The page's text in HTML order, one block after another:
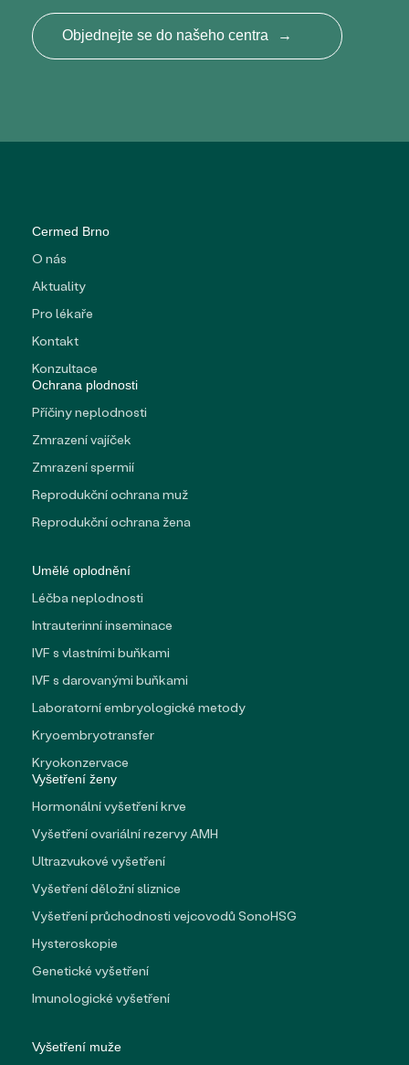
Objednejte se do našeho centra →
Cermed Brno
O nás
Aktuality
Pro lékaře
Kontakt
Konzultace
Ochrana plodnosti
Příčiny neplodnosti
Zmrazení vajíček
Zmrazení spermií
Reprodukční ochrana muž
Reprodukční ochrana žena
Umělé oplodnění
Léčba neplodnosti
Intrauterinní inseminace
IVF s vlastními buňkami
IVF s darovanými buňkami
Laboratorní embryologické metody
Kryoembryotransfer
Kryokonzervace
Vyšetření ženy
Hormonální vyšetření krve
Vyšetření ovariální rezervy AMH
Ultrazvukové vyšetření
Vyšetření děložní sliznice
Vyšetření průchodnosti vejcovodů SonoHSG
Hysteroskopie
Genetické vyšetření
Imunologické vyšetření
Vyšetření muže